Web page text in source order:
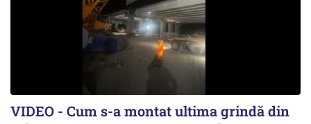
VIDEO - Cum s-a montat ultima grindă din